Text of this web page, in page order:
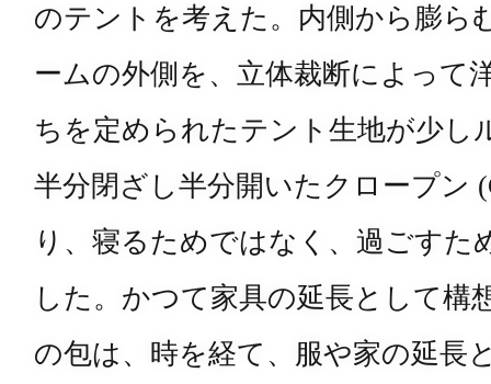
のテントを考えた。内側から膨ら
ームの外側を、立体裁断によって
ちを定められたテント生地が少し
半分閉ざし半分開いたクロープン
り、寝るためではなく、過ごすた
した。かつて家具の延長として構
の包は、時を経て、服や家の延長